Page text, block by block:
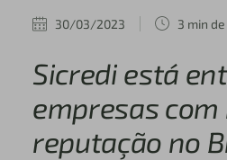
30/03/2023 3 min
Sicredi está
empresas
reputação no